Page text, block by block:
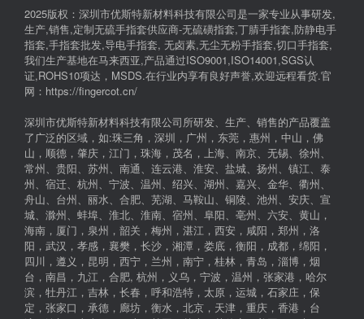
2025版权：深圳市优斯特新材料科技有限公司是一家专业从事研发,
生产,销售,定制无硫手指套供应商-无硫磺指套,丁腈手指套,防静电手
指套,手指套批发,导电手指套, 无卤素,无尘无粉手指套,切口手指套,
我们生产基地在马来西亚,产品通过ISO9001,ISO14001,SGS认
证,ROHS10项达，MSDS.在行业内享有良好声誉,欢迎远程看货.官
网：https://fingercot.cn/
深圳市优斯特新材料科技有限公司所研发、生产、销售的产品覆盖
了广泛的区域，如:珠三角，深圳，广州，东莞，惠州，中山，佛
山，顺德，肇庆，江门，珠海，茂名，上海、南京、无锡、徐州、
常州、贵阳、苏州、南通、连云港、淮安、盐城、扬州、镇江、泰
州、宿迁、杭州、宁波、温州、绍兴、湖州、嘉兴、金华、衢州、
舟山、台州、丽水、合肥、芜湖、马鞍山、铜陵、池州、安庆、宣
城、滁州、蚌埠、淮北、淮南、宿州、阜阳、亳州、六安、黄山，
海南，厦门，泉州，韶关，梅州，湛江，西安，咸阳，郑州，洛
阳，武汉，孝感，襄樊，长沙，湘潭，娄底，衡阳，成都，绵阳，
四川，遵义，昆明，西宁，兰州，南宁，桂林，青岛，淄博，烟
台，南昌，九江，合肥, 杭州，义乌，宁波，温州，张家港，哈尔
滨，牡丹江，吉林，长春，呼和浩特，太原，运城，石家庄，保
定，张家口，承德，廊坊，衡水，北京，天津，重庆，香港，台